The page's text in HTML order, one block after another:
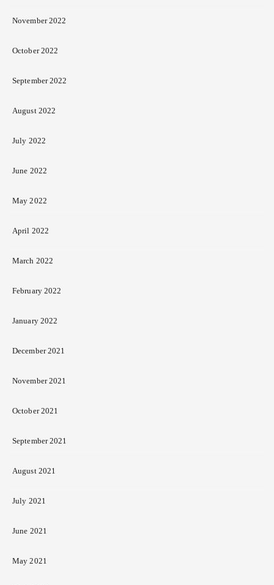
November 2022
October 2022
September 2022
August 2022
July 2022
June 2022
May 2022
April 2022
March 2022
February 2022
January 2022
December 2021
November 2021
October 2021
September 2021
August 2021
July 2021
June 2021
May 2021